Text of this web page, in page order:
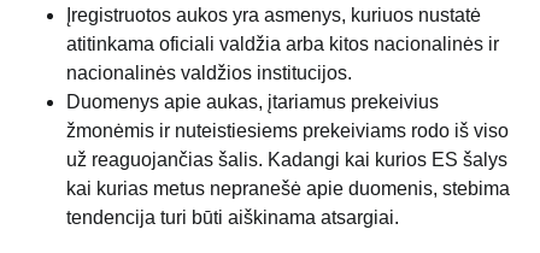
Įregistruotos aukos yra asmenys, kuriuos nustatė
atitinkama oficiali valdžia arba kitos nacionalinės ir
nacionalinės valdžios institucijos.
Duomenys apie aukas, įtariamus prekeivius
žmonėmis ir nuteistiesiems prekeiviams rodo iš viso
už reaguojančias šalis. Kadangi kai kurios ES šalys
kai kurias metus nepranešė apie duomenis, stebima
tendencija turi būti aiškinama atsargiai.